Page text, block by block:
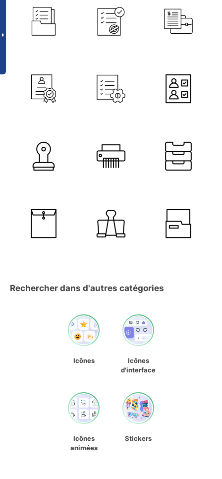
Rechercher dans d'autres catégories
Icônes
Icônes
d'interface
Icônes
animées
Stickers